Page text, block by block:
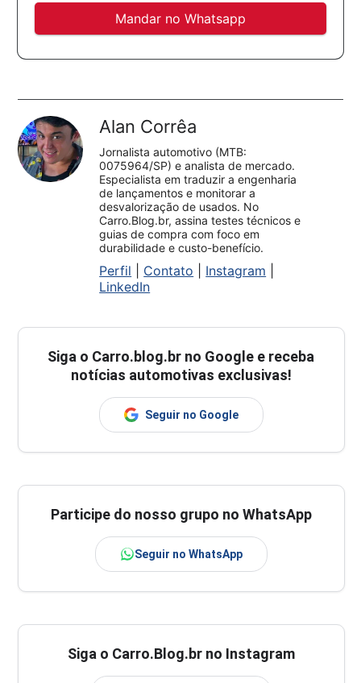
Mandar no Whatsapp
Alan Corrêa
Jornalista automotivo (MTB:
0075964/SP) e analista de mercado.
Especialista em traduzir a engenharia
de lançamentos e monitorar a
desvalorização de usados. No
Carro.Blog.br, assina testes técnicos e
guias de compra com foco em
durabilidade e custo-benefício.
Perfil Contato Instagram
LinkedIn
Siga o Carro.blog.br no Google e receba
notícias automotivas exclusivas!
Seguir no Google
Participe do nosso grupo no WhatsApp
Seguir no WhatsApp
Siga o Carro.Blog.br no Instagram